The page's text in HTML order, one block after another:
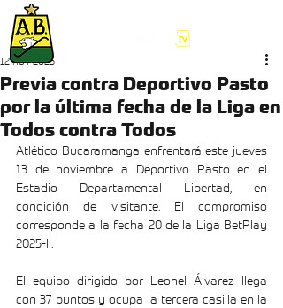
Previa contra Deportivo Pasto
por la última fecha de la Liga en
Todos contra Todos
12 nov 2025
Atlético Bucaramanga enfrentará este jueves
13 de noviembre a Deportivo Pasto en el
Estadio Departamental Libertad, en
condición de visitante. El compromiso
corresponde a la fecha 20 de la Liga BetPlay
2025-II.
El equipo dirigido por Leonel Álvarez llega
con 37 puntos y ocupa la tercera casilla en la